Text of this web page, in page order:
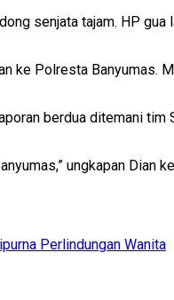
senjata tajam. HP
ke Polresta Banyumas.
berdua ditemani tim
ungkapan Dian
Perlindungan Wanita